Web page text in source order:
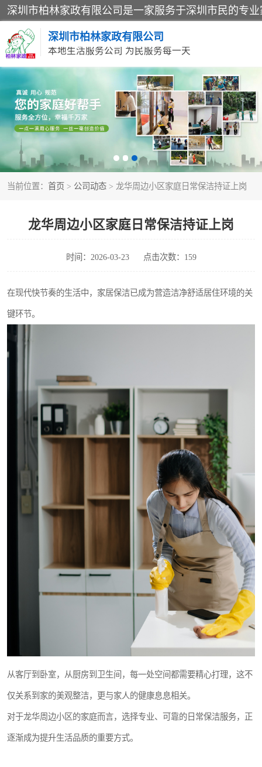
深圳市柏林家政有限公司
本地生活服务公司 为民服务每一天
当前位置： 首页 > 公司动态 > 龙华周边小区家庭日常保洁持证上岗
龙华周边小区家庭日常保洁持证上岗
时间：2026-03-23 点击次数：159
在现代快节奏的生活中，家居保洁已成为营造洁净舒适居住环境的关
键环节。
从客厅到卧室，从厨房到卫生间，每一处空间都需要精心打理，这不
仅关系到家的美观整洁，更与家人的健康息息相关。
对于龙华周边小区的家庭而言，选择专业、可靠的日常保洁服务，正
逐渐成为提升生活品质的重要方式。
家居保洁
家庭保姆